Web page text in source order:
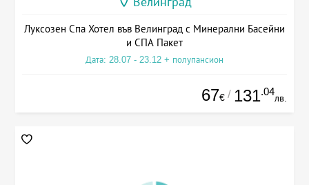
Луксозен Спа Хотел във Велинград с Минерални Басейни
и СПА Пакет
Дата: 28.07 - 23.12 + полупансион
67€ / 131.04
лв.